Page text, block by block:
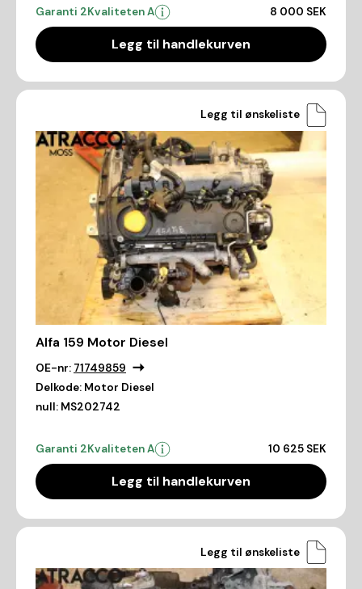
Garanti 2Kvaliteten A 8 000 SEK
Legg til handlekurven
Legg til ønskeliste
Alfa 159 Motor Diesel
OE-nr: 71749859
Delkode: Motor Diesel
null: MS202742
Garanti 2Kvaliteten A 10 625 SEK
Legg til handlekurven
Legg til ønskeliste